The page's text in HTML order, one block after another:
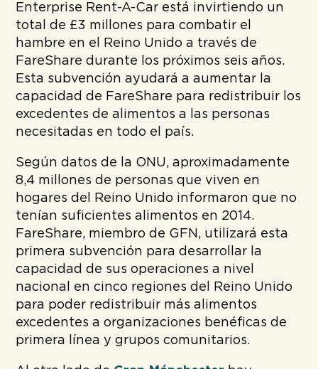
Enterprise Rent-A-Car está invirtiendo un
total de £3 millones para combatir el
hambre en el Reino Unido a través de
FareShare durante los próximos seis años.
Esta subvención ayudará a aumentar la
capacidad de FareShare para redistribuir los
excedentes de alimentos a las personas
necesitadas en todo el país.
Según datos de la ONU, aproximadamente
8,4 millones de personas que viven en
hogares del Reino Unido informaron que no
tenían suficientes alimentos en 2014.
FareShare, miembro de GFN, utilizará esta
primera subvención para desarrollar la
capacidad de sus operaciones a nivel
nacional en cinco regiones del Reino Unido
para poder redistribuir más alimentos
excedentes a organizaciones benéficas de
primera línea y grupos comunitarios.